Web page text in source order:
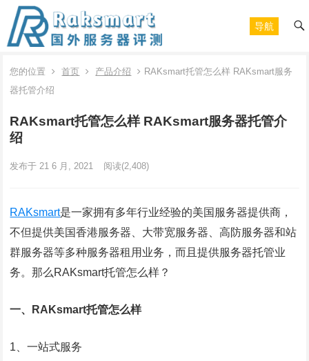
导航
您的位置 首页 产品介绍
RAKsmart托管怎么样 RAKsmart服务
器托管介绍
RAKsmart托管怎么样 RAKsmart服务器托管介
绍
发布于 21 6 月, 2021 阅读(2,408)
RAKsmart是一家拥有多年行业经验的美国服务器提供商，
不但提供美国香港服务器、大带宽服务器、高防服务器和站
群服务器等多种服务器租用业务，而且提供服务器托管业
务。那么RAKsmart托管怎么样？
一、RAKsmart托管怎么样
1、一站式服务